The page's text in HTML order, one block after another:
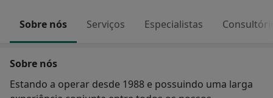
Sobre nós Serviços Especialistas
Sobre nós
Estando a operar desde 1988 e possuindo uma larga